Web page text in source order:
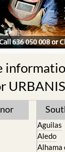
Aguilas
Aledo
Alhama